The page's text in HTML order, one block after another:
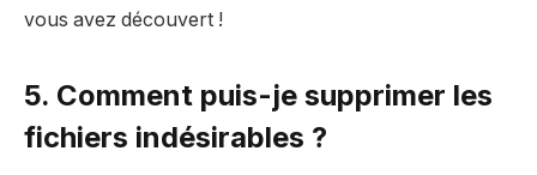
vous avez découvert !
5. Comment puis-je supprimer les
fichiers indésirables ?